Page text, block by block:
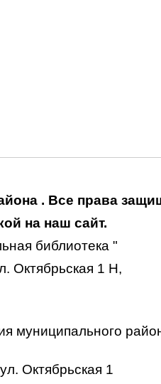
. Все права
на наш сайт.
библиотека "
Октябрьская 1 Н,
муниципального
Октябрьская 1